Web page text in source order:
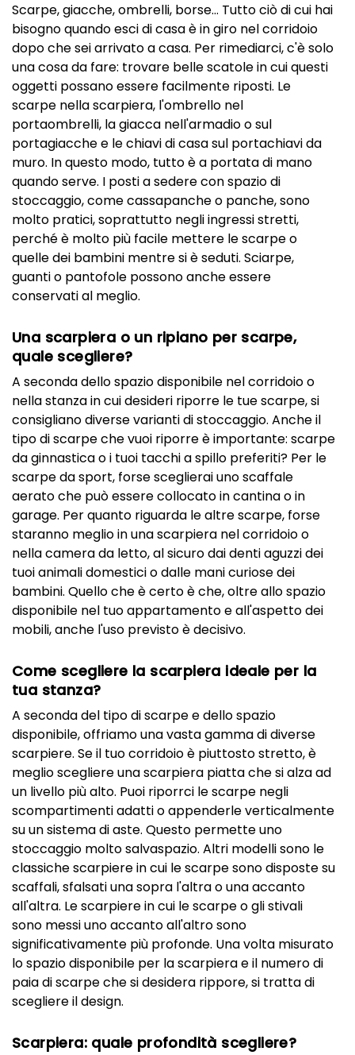
Scarpe, giacche, ombrelli, borse... Tutto ciò di cui hai
bisogno quando esci di casa è in giro nel corridoio
dopo che sei arrivato a casa. Per rimediarci, c'è solo
una cosa da fare: trovare belle scatole in cui questi
oggetti possano essere facilmente riposti. Le
scarpe nella scarpiera, l'ombrello nel
portaombrelli, la giacca nell'armadio o sul
portagiacche e le chiavi di casa sul portachiavi da
muro. In questo modo, tutto è a portata di mano
quando serve. I posti a sedere con spazio di
stoccaggio, come cassapanche o panche, sono
molto pratici, soprattutto negli ingressi stretti,
perché è molto più facile mettere le scarpe o
quelle dei bambini mentre si è seduti. Sciarpe,
guanti o pantofole possono anche essere
conservati al meglio.
Una scarpiera o un ripiano per scarpe,
quale scegliere?
A seconda dello spazio disponibile nel corridoio o
nella stanza in cui desideri riporre le tue scarpe, si
consigliano diverse varianti di stoccaggio. Anche il
tipo di scarpe che vuoi riporre è importante: scarpe
da ginnastica o i tuoi tacchi a spillo preferiti? Per le
scarpe da sport, forse sceglierai uno scaffale
aerato che può essere collocato in cantina o in
garage. Per quanto riguarda le altre scarpe, forse
staranno meglio in una scarpiera nel corridoio o
nella camera da letto, al sicuro dai denti aguzzi dei
tuoi animali domestici o dalle mani curiose dei
bambini. Quello che è certo è che, oltre allo spazio
disponibile nel tuo appartamento e all'aspetto dei
mobili, anche l'uso previsto è decisivo.
Come scegliere la scarpiera ideale per la
tua stanza?
A seconda del tipo di scarpe e dello spazio
disponibile, offriamo una vasta gamma di diverse
scarpiere. Se il tuo corridoio è piuttosto stretto, è
meglio scegliere una scarpiera piatta che si alza ad
un livello più alto. Puoi riporrci le scarpe negli
scompartimenti adatti o appenderle verticalmente
su un sistema di aste. Questo permette uno
stoccaggio molto salvaspazio. Altri modelli sono le
classiche scarpiere in cui le scarpe sono disposte su
scaffali, sfalsati una sopra l'altra o una accanto
all'altra. Le scarpiere in cui le scarpe o gli stivali
sono messi uno accanto all'altro sono
significativamente più profonde. Una volta misurato
lo spazio disponibile per la scarpiera e il numero di
paia di scarpe che si desidera rippore, si tratta di
scegliere il design.
Scarpiera: quale profondità scegliere?